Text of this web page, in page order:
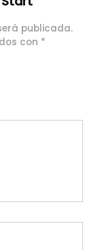
publicada.
con *